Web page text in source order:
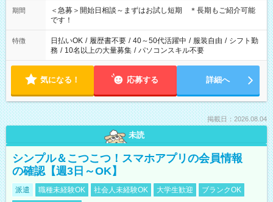
期間
＜急募＞開始日相談～まずはお試し短期 ＊長期もご紹介可能
です！
特徴 日払いOK / 履歴書不要 / 40～50代活躍中 / 服装自由 / シフト勤
務 / 10名以上の大量募集 / パソコンスキル不要
気になる！ 応募する 詳細へ
掲載日：2026.08.04
未読
シンプル＆こつこつ！スマホアプリの会員情報
の確認【週3日～OK】
派遣 職種未経験OK 社会人未経験OK 大学生歓迎
ブランクOK